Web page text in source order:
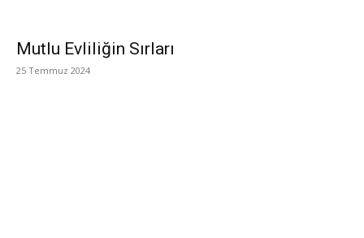
Mutlu Evliliğin Sırları
25 Temmuz 2024